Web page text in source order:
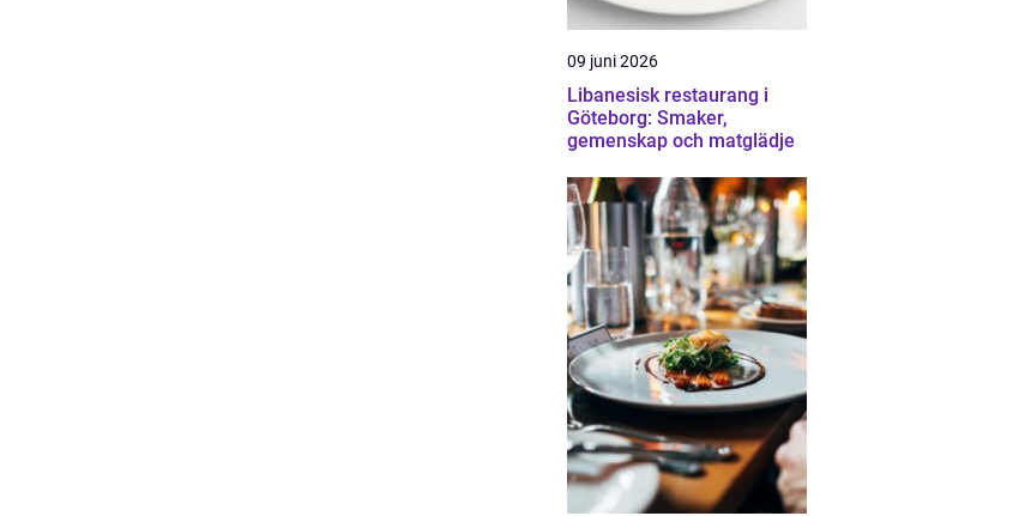
09 juni 2026
Libanesisk restaurang i
Göteborg: Smaker,
gemenskap och matglädje